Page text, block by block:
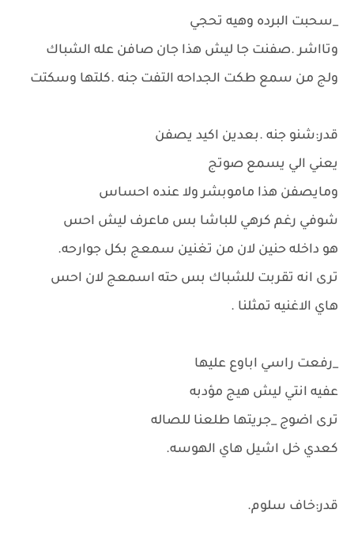
_سحبت البرده وهيه تحجي
وتااشر .صفنت جا ليش هذا جان صافن عله الشباك
ولج من سمع طكت الجداحه التفت جنه .كلتها وسكتت
قدر:شنو جنه .بعدين اكيد يصفن
يعني الي يسمع صوتج
ومايصفن هذا ماموبشر ولا عنده احساس
شوفي رغم كرهي للباشا بس ماعرف ليش احس
هو داخله حنين لان من تغنين سمعج بكل جوارحه.
ترى انه تقربت للشباك بس حته اسمعج لان احس
هاي الاغنيه تمثلنا .
_رفعت راسي اباوع عليها
عفيه انتي ليش هيج مؤدبه
ترى اضوج _جريتها طلعنا للصاله
كعدي خل اشيل هاي الهوسه.
قدر:خاف سلوم.